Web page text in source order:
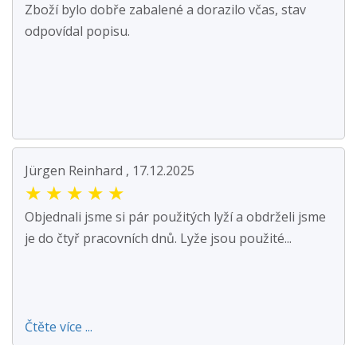
Zboží bylo dobře zabalené a dorazilo včas, stav
odpovídal popisu.
Jürgen Reinhard , 17.12.2025
★ ★ ★ ★ ★
Objednali jsme si pár použitých lyží a obdrželi jsme
je do čtyř pracovních dnů. Lyže jsou použité...
Čtěte více ...